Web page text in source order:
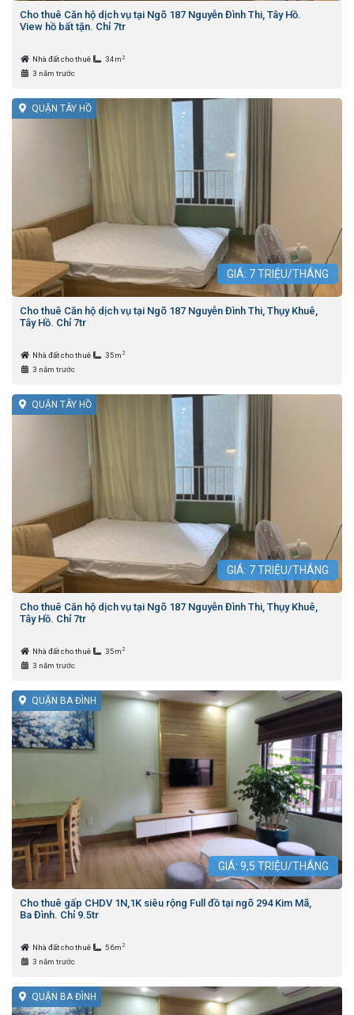
Cho thuê Căn hộ dịch vụ tại Ngõ 187 Nguyễn Đình Thi, Tây Hồ.
View hồ bất tận. Chỉ 7tr
Nhà đất cho thuê 34m 2
3 năm trước
QUẬN TÂY HỒ
GIÁ: 7TRIỆU/THÁNG
Cho thuê Căn hộ dịch vụ tại Ngõ 187 Nguyễn Đình Thi, Thụy Khuê,
Tây Hồ. Chỉ 7tr
Nhà đất cho thuê 35m 2
3 năm trước
QUẬN TÂY HỒ
GIÁ: 7TRIỆU/THÁNG
Cho thuê Căn hộ dịch vụ tại Ngõ 187 Nguyễn Đình Thi, Thụy Khuê,
Tây Hồ. Chỉ 7tr
Nhà đất cho thuê 35m 2
3 năm trước
QUẬN BA ĐÌNH
GIÁ: 9,5 TRIỆU/THÁNG
Cho thuê gấp CHDV 1N,1K siêu rộng Full đồ tại ngõ 294 Kim Mã,
Ba Đình. Chỉ 9.5tr
Nhà đất cho thuê 56m 2
3 năm trước
QUẬN BA ĐÌNH